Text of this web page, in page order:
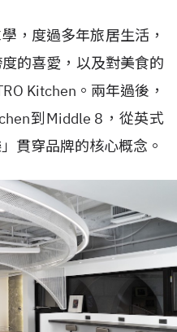
，度過多年旅居生活，
的喜愛，以及對美食的
Kitchen。兩年過後，
到Middle 8，從英式
貫穿品牌的核心概念。